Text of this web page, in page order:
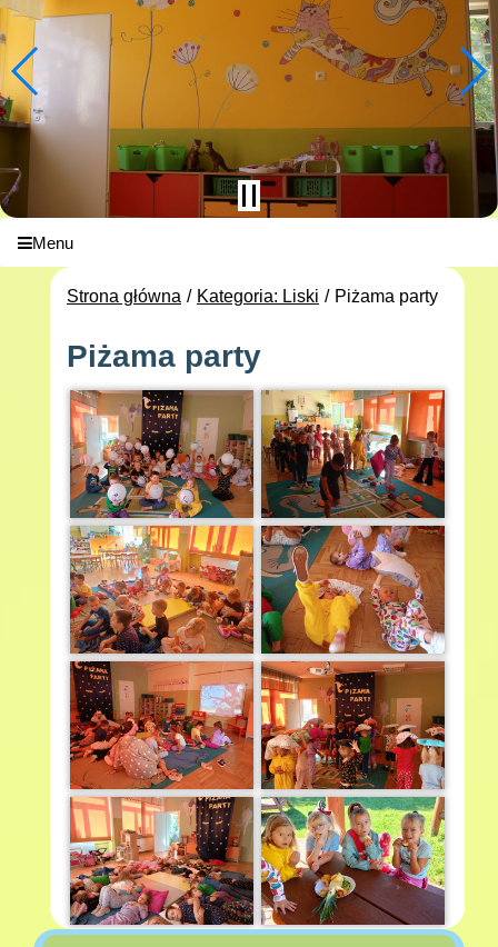
Menu
Strona główna Kategoria: Liski Piżama party
Piżama party